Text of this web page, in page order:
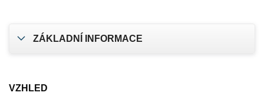
ZÁKLADNÍ INFORMACE
VZHLED